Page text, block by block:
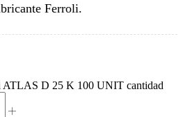
Ferroli.
ATLAS D 25 K 100 UNIT cantidad